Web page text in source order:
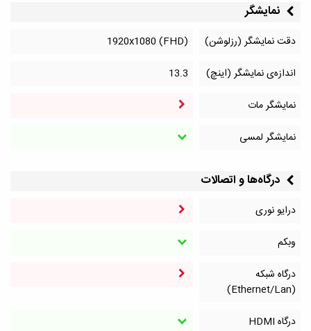
نمایشگر
دقت نمایشگر (رزلوشن)
1920x1080 (FHD)
اندازه‌ی نمایشگر (اینچ)
13.3
نمایشگر مات
نمایشگر لمسی
درگاه‌ها و اتصالات
درایو نوری
وبکم
درگاه شبکه
(Ethernet/Lan)
درگاه HDMI